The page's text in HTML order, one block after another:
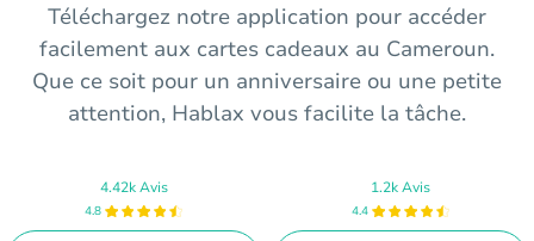
Téléchargez notre application pour accéder
facilement aux cartes cadeaux au Cameroun.
Que ce soit pour un anniversaire ou une petite
attention, Hablax vous facilite la tâche.
4.42k Avis
4.8
1.2k Avis
4.4